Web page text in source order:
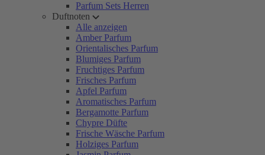
Parfum Sets Herren
Duftnoten
Alle anzeigen
Amber Parfum
Orientalisches Parfum
Blumiges Parfum
Fruchtiges Parfum
Frisches Parfum
Apfel Parfum
Aromatisches Parfum
Bergamotte Parfum
Chypre Düfte
Frische Wäsche Parfum
Holziges Parfum